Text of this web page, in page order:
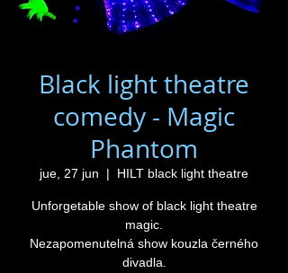
Black light theatre
comedy - Magic
Phantom
jue, 27 jun
  |
HILT black light theatre
Unforgetable show of black light theatre
magic.
Nezapomenutelná show kouzla černého
divadla.